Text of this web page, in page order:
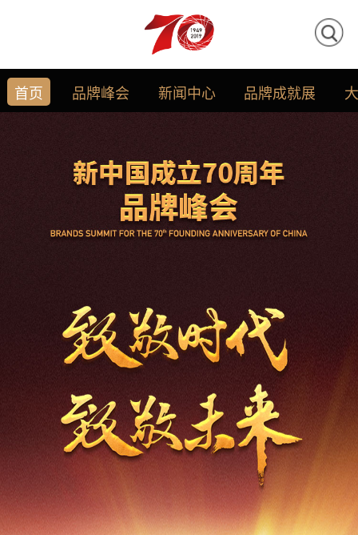
首页 品牌峰会 新闻中心 品牌成就展